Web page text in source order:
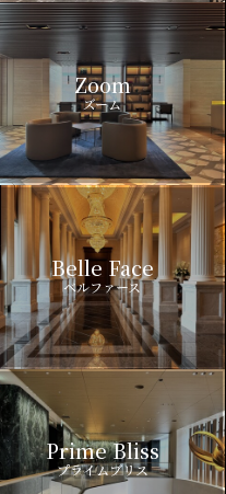
Zoom
ズーム
Belle Face
ベルファース
Prime Bliss
プライムブリス